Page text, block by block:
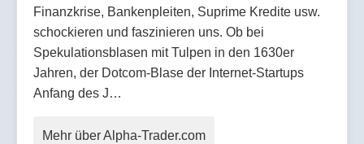
Finanzkrise, Bankenpleiten, Suprime Kredite usw.
schockieren und faszinieren uns. Ob bei
Spekulationsblasen mit Tulpen in den 1630er
Jahren, der Dotcom-Blase der Internet-Startups
Anfang des J…
Mehr über Alpha-Trader.com